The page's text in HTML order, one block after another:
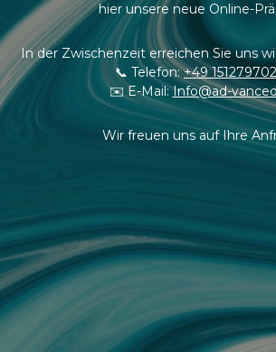
hier unsere neue Online-
In der Zwischenzeit erreichen Sie uns
📞 Telefon:+49
✉️ E-Mail:Info@ad-
Wir freuen uns auf Ihre